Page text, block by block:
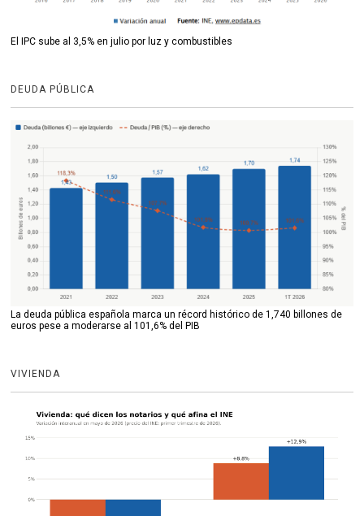
El IPC sube al 3,5% en julio por luz y combustibles
DEUDA PÚBLICA
La deuda pública española marca un récord histórico de 1,740 billones de
euros pese a moderarse al 101,6% del PIB
VIVIENDA